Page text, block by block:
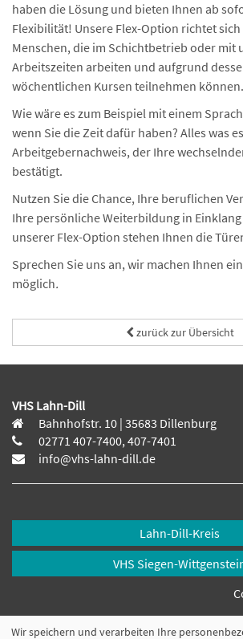
haben die Lösung und bieten Ihnen ab
Flexibilität! Unsere Flex-Option richtet sich
Menschen, die im Schichtbetrieb oder mit
Arbeitszeiten arbeiten und aufgrund
wöchentlichen Kursen teilnehmen können.
Wie wäre es zum Beispiel mit einem
wenn Sie die Zeit dafür haben? Alles was
Arbeitgebernachweis, der Ihre
bestätigt.
Nutzen Sie die Chance, Ihre beruflichen
Ihre persönliche Weiterbildung in
unserer Flex-Option stehen Ihnen die
Sprechen Sie uns an, wir machen Ihnen
möglich.
zurück zur Übersicht
VHS Lahn-Dill
Bahnhofstr. 10 | 35683 Dillenburg
02771 407-7400, 407-7401
info@vhs-lahn-dill.de
Lahn-Dill-Kreis
VHS Siegen-
Wir speichern und verarbeiten Ihre